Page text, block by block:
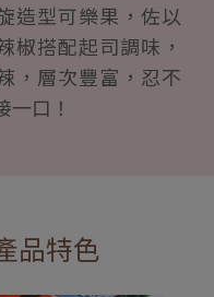
造型可樂果，佐以
椒搭配起司調味，
，層次豐富，忍不
一口！
品特色